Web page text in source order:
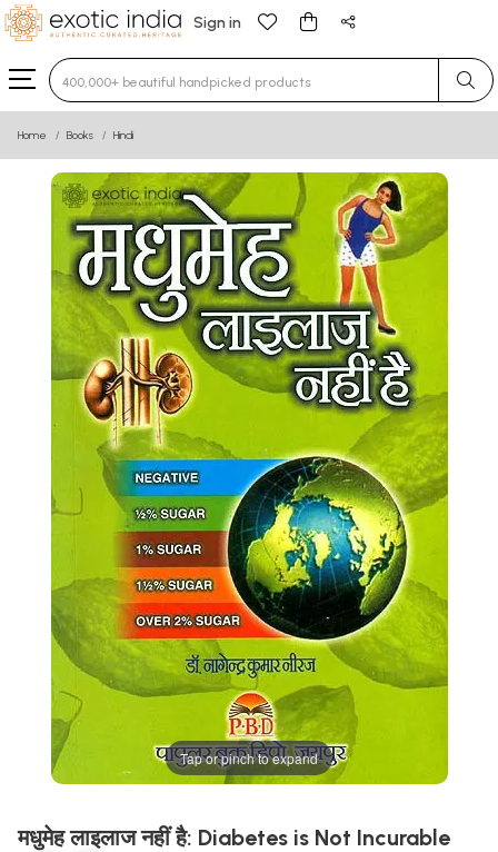
Sign in
Type 3 or more characters for results.
Home Books Hindi
Tap or pinch to expand
मधुमेह लाइलाज नहीं है: Diabetes is Not Incurable